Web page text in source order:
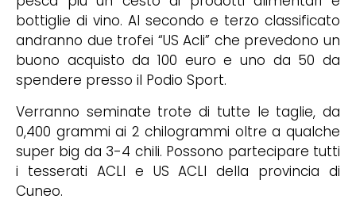
bottiglie di vino. Al secondo e terzo classificato
andranno due trofei “US Acli” che prevedono un
buono acquisto da 100 euro e uno da 50 da
spendere presso il Podio Sport.
Verranno seminate trote di tutte le taglie, da
0,400 grammi ai 2 chilogrammi oltre a qualche
super big da 3-4 chili. Possono partecipare tutti
i tesserati ACLI e US ACLI della provincia di
Cuneo.